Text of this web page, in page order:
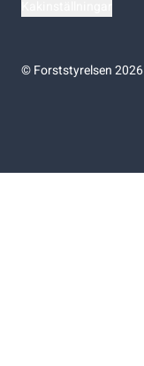
©Forststyrelsen 2026